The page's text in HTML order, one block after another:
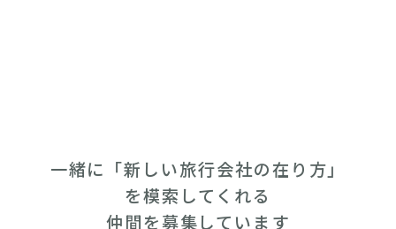
一緒に「新しい旅行会社の在り方」
を模索してくれる
仲間を募集しています